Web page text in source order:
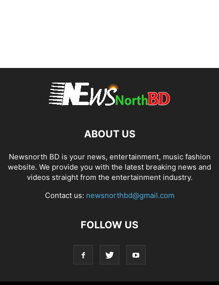
ABOUT US
Newsnorth BD is your news, entertainment, music fashion
website. We provide you with the latest breaking news and
videos straight from the entertainment industry.
Contact us: newsnorthbd@gmail.com
FOLLOW US